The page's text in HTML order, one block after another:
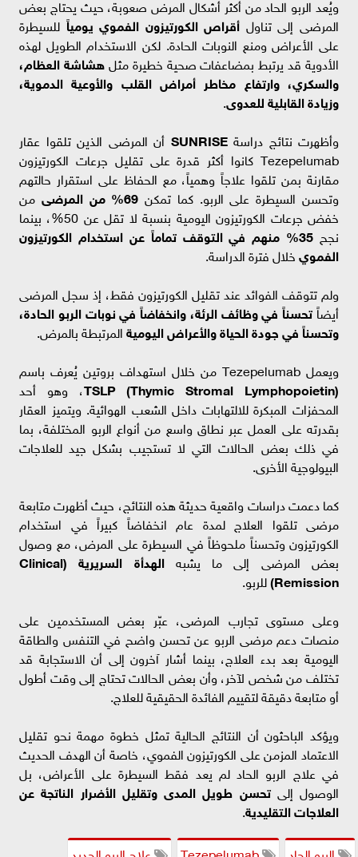
ويُعد الربو الحاد من أكثر أشكال المرض صعوبة، حيث يحتاج بعض
المرضى إلى تناول أقراص الكورتيزون الفموي يومياً للسيطرة
على الأعراض ومنع النوبات الحادة. لكن الاستخدام الطويل لهذه
الأدوية قد يرتبط بمضاعفات صحية خطيرة مثلهشاشة العظام،
والسكري، وارتفاع مخاطر أمراض القلب والأوعية الدموية،
وزيادة القابلية للعدوى.
وأظهرت نتائج دراسةSUNRISE أن المرضى الذين تلقوا عقار
Tezepelumab كانوا أكثر قدرة على تقليل جرعات الكورتيزون
مقارنة بمن تلقوا علاجاً وهمياً، مع الحفاظ على استقرار حالتهم
وتحسن السيطرة على الربو. كما تمكن 69% من المرضى
من
خفض جرعات الكورتيزون اليومية بنسبة لا تقل عن 50%، بينما
نجح
35% منهم في التوقف تماماً عن استخدام الكورتيزون
الفمويخلال فترة الدراسة.
ولم تتوقف الفوائد عند تقليل الكورتيزون فقط، إذ سجل المرضى
أيضاًتحسناً في وظائف الرئة، وانخفاضاً في نوبات الربو الحادة،
وتحسناً في جودة الحياة والأعراض اليوميةالمرتبطة بالمرض.
ويعمل Tezepelumab من خلال استهداف بروتين يُعرف باسم
TSLP (Thymic Stromal Lymphopoietin)، وهو أحد
المحفزات المبكرة للالتهابات داخل الشعب الهوائية. ويتميز العقار
بقدرته على العمل عبر نطاق واسع من أنواع الربو المختلفة، بما
في ذلك بعض الحالات التي لا تستجيب بشكل جيد للعلاجات
البيولوجية الأخرى.
كما دعمت دراسات واقعية حديثة هذه النتائج، حيث أظهرت متابعة
مرضى تلقوا العلاج لمدة عام انخفاضاً كبيراً في استخدام
الكورتيزون وتحسناً ملحوظاً في السيطرة على المرض، مع وصول
بعض المرضى إلى ما يشبه
الهدأة السريرية (Clinical
Remission) للربو.
وعلى مستوى تجارب المرضى، عبّر بعض المستخدمين على
منصات دعم مرضى الربو عن تحسن واضح في التنفس والطاقة
اليومية بعد بدء العلاج، بينما أشار آخرون إلى أن الاستجابة قد
تختلف من شخص لآخر، وأن بعض الحالات تحتاج إلى وقت أطول
أو متابعة دقيقة لتقييم الفائدة الحقيقية للعلاج.
ويؤكد الباحثون أن النتائج الحالية تمثل خطوة مهمة نحو تقليل
الاعتماد المزمن على الكورتيزون الفموي، خاصة أن الهدف الحديث
في علاج الربو الحاد لم يعد فقط السيطرة على الأعراض، بل
الوصول إلىتحسن طويل المدى وتقليل الأضرار الناتجة عن
العلاجات التقليدية.